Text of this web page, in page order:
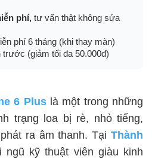
phí, tư vấn thật không sửa
phí 6 tháng (khi thay màn)
trước (giảm tối đa 50.000đ)
6 Pluslà một trong những
trạng loa bị rè, nhỏ tiếng,
ra âm thanh. Tại Thành
ngũ kỹ thuật viên giàu kinh